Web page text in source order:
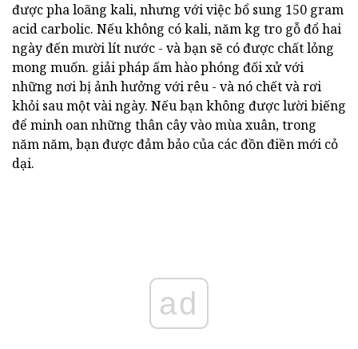
được pha loãng kali, nhưng với việc bổ sung 150 gram
acid carbolic. Nếu không có kali, năm kg tro gỗ đổ hai
ngày đến mười lít nước - và bạn sẽ có được chất lỏng
mong muốn. giải pháp ấm hào phóng đối xử với
những nơi bị ảnh hưởng với rêu - và nó chết và rơi
khỏi sau một vài ngày. Nếu bạn không được lười biếng
để minh oan những thân cây vào mùa xuân, trong
năm năm, bạn được đảm bảo của các đồn điền mới cỏ
dại.
ad